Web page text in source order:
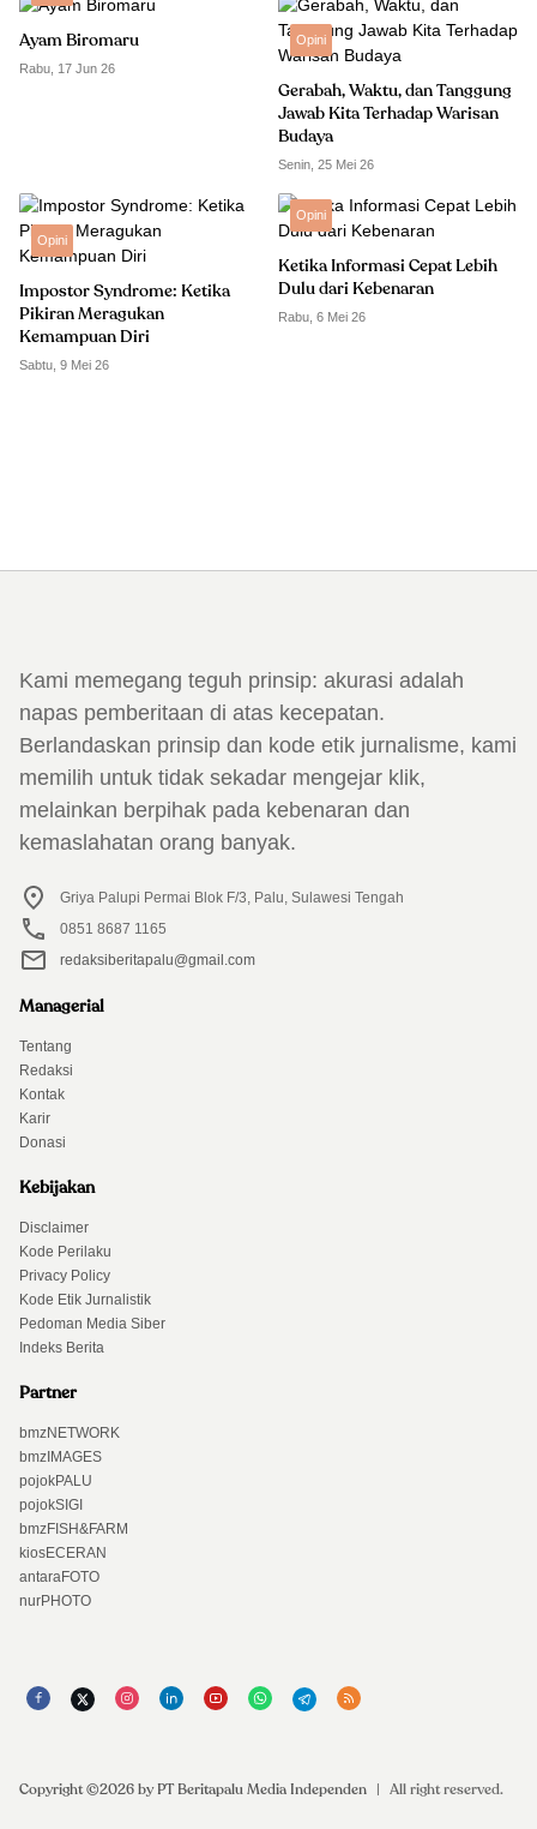
Ayam Biromaru
Rabu, 17 Jun 26
Opini
Gerabah, Waktu, dan Tanggung
Jawab Kita Terhadap Warisan
Budaya
Senin, 25 Mei 26
Opini
Impostor Syndrome: Ketika
Pikiran Meragukan
Kemampuan Diri
Sabtu, 9 Mei 26
Opini
Ketika Informasi Cepat Lebih
Dulu dari Kebenaran
Rabu, 6 Mei 26
Kami memegang teguh prinsip: akurasi adalah
napas pemberitaan di atas kecepatan.
Berlandaskan prinsip dan kode etik jurnalisme, kami
memilih untuk tidak sekadar mengejar klik,
melainkan berpihak pada kebenaran dan
kemaslahatan orang banyak.
Griya Palupi Permai Blok F/3, Palu, Sulawesi Tengah
0851 8687 1165
redaksiberitapalu@gmail.com
Managerial
Tentang
Redaksi
Kontak
Karir
Donasi
Kebijakan
Disclaimer
Kode Perilaku
Privacy Policy
Kode Etik Jurnalistik
Pedoman Media Siber
Indeks Berita
Partner
bmzNETWORK
bmzIMAGES
pojokPALU
pojokSIGI
bmzFISH&FARM
kiosECERAN
antaraFOTO
nurPHOTO
Copyright ©2026 by PT Beritapalu Media Independen All right reserved.